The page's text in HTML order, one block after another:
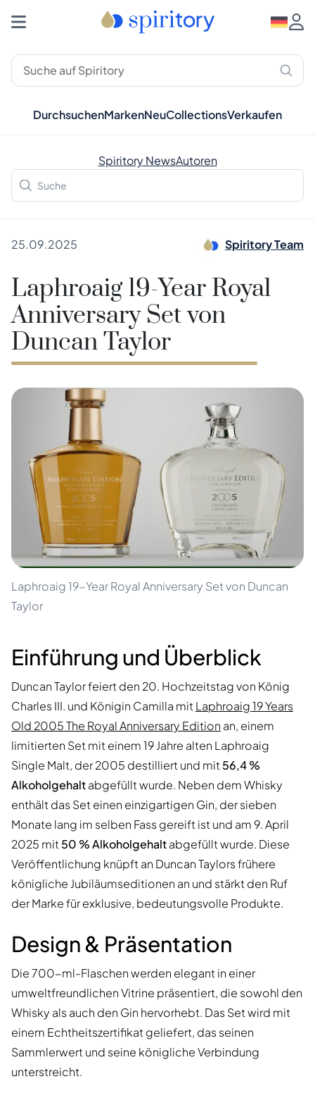
DurchsuchenMarkenNeuCollectionsVerkaufen
Spiritory NewsAutoren
25.09.2025 Spiritory Team
Laphroaig 19-Year Royal
Anniversary Set von
Duncan Taylor
Laphroaig 19-Year Royal Anniversary Set von Duncan
Taylor
Einführung und Überblick
Duncan Taylor feiert den 20. Hochzeitstag von König
Charles III. und Königin Camilla mit Laphroaig 19 Years
Old 2005 The Royal Anniversary Edition an, einem
limitierten Set mit einem 19 Jahre alten Laphroaig
Single Malt, der 2005 destilliert und mit 56,4 %
Alkoholgehaltabgefüllt wurde. Neben dem Whisky
enthält das Set einen einzigartigen Gin, der sieben
Monate lang im selben Fass gereift ist und am 9. April
2025 mit 50 % Alkoholgehaltabgefüllt wurde. Diese
Veröffentlichung knüpft an Duncan Taylors frühere
königliche Jubiläumseditionen an und stärkt den Ruf
der Marke für exklusive, bedeutungsvolle Produkte.
Design & Präsentation
Die 700-ml-Flaschen werden elegant in einer
umweltfreundlichen Vitrine präsentiert, die sowohl den
Whisky als auch den Gin hervorhebt. Das Set wird mit
einem Echtheitszertifikat geliefert, das seinen
Sammlerwert und seine königliche Verbindung
unterstreicht.